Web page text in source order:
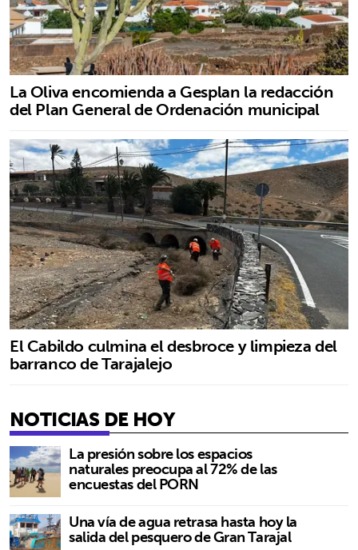
La Oliva encomienda a Gesplan la redacción
del Plan General de Ordenación municipal
El Cabildo culmina el desbroce y limpieza del
barranco de Tarajalejo
NOTICIAS DE HOY
La presión sobre los espacios
naturales preocupa al 72% de las
encuestas del PORN
Una vía de agua retrasa hasta hoy la
salida del pesquero de Gran Tarajal